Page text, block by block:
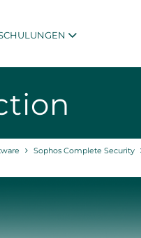
Sophos Complete Security